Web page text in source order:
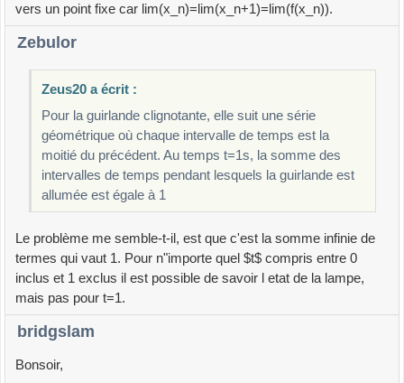
vers un point fixe car lim(x_n)=lim(x_n+1)=lim(f(x_n)).
Zebulor
Zeus20 a écrit :
Pour la guirlande clignotante, elle suit une série
géométrique où chaque intervalle de temps est la
moitié du précédent. Au temps t=1s, la somme des
intervalles de temps pendant lesquels la guirlande est
allumée est égale à 1
Le problème me semble-t-il, est que c'est la somme infinie de
termes qui vaut 1. Pour n"importe quel $t$ compris entre 0
inclus et 1 exclus il est possible de savoir l etat de la lampe,
mais pas pour t=1.
bridgslam
Bonsoir,